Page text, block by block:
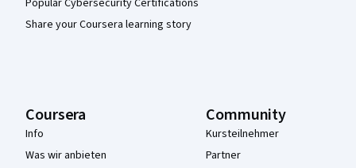
Popular Cybersecurity Certifications
Share your Coursera learning story
Coursera
Info
Was wir anbieten
Community
Kursteilnehmer
Partner